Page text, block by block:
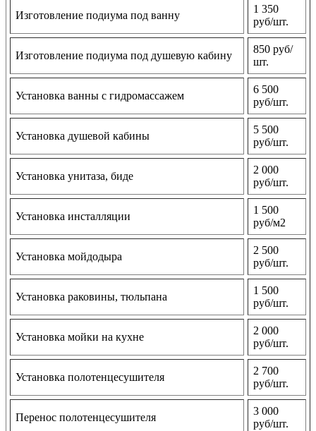
Изготовление подиума под ванну
1 350
руб/шт.
Изготовление подиума под душевую кабину
850 руб/
шт.
Установка ванны с гидромассажем
6 500
руб/шт.
Установка душевой кабины
5 500
руб/шт.
Установка унитаза, биде
2 000
руб/шт.
Установка инсталляции
1 500
руб/м2
Установка мойдодыра
2 500
руб/шт.
Установка раковины, тюльпана
1 500
руб/шт.
Установка мойки на кухне
2 000
руб/шт.
Установка полотенцесушителя
2 700
руб/шт.
Перенос полотенцесушителя
3 000
руб/шт.